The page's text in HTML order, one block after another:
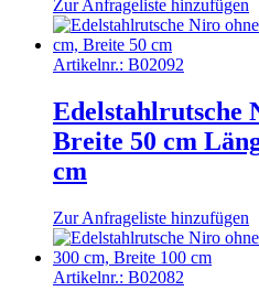
Zur Anfrageliste hinzufügen
Artikelnr.: B02092
Edelstahlrutsche
Breite 50 cm
cm
Zur Anfrageliste hinzufügen
Artikelnr.: B02082